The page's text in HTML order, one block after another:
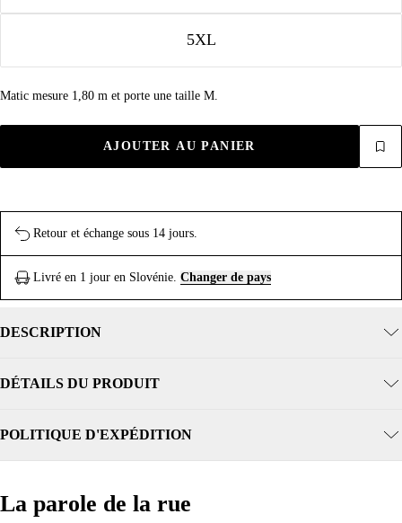
5XL
Matic mesure 1,80 m et porte une taille M.
AJOUTER AU PANIER
Retour et échange sous 14 jours.
Livré en 1 jour en Slovénie. Changer de pays
DESCRIPTION
DÉTAILS DU PRODUIT
POLITIQUE D'EXPÉDITION
La parole de la rue
La parole de la rue